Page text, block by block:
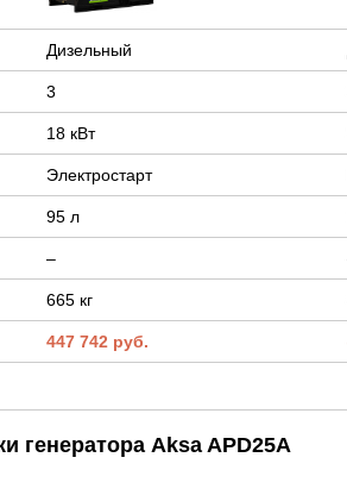
Дизельный
3
18 кВт
Электростарт
95 л
–
665 кг
447 742 руб.
генератора Aksa APD25A